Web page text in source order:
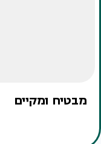
מבטיח ומקיים